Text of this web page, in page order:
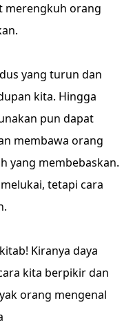
merengkuh orang
yang turun dan
kita. Hingga
pun dapat
membawa orang
yang membebaskan.
tetapi cara
Kiranya daya
kita berpikir dan
orang mengenal